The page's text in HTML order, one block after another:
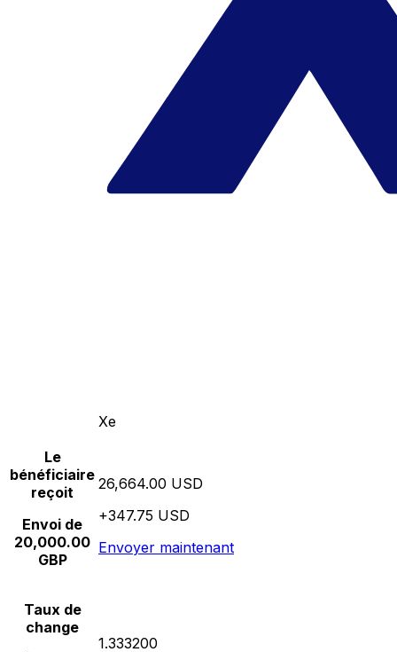
Xe
Le
bénéficiaire
reçoit
Envoi de
20,000.00
GBP
26,664.00 USD
+347.75 USD
Envoyer maintenant
Taux de
change
1.333200